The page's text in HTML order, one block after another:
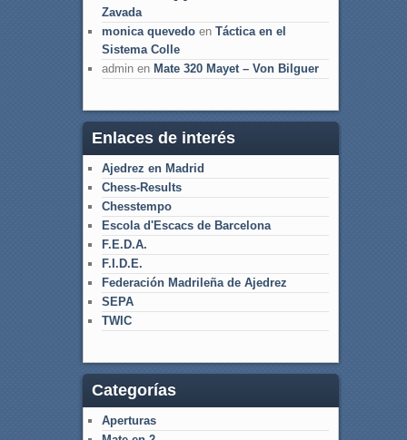
Zavada
monica quevedoen Táctica en el
Sistema Colle
adminen Mate 320 Mayet – Von Bilguer
Enlaces de interés
Ajedrez en Madrid
Chess-Results
Chesstempo
Escola d'Escacs de Barcelona
F.E.D.A.
F.I.D.E.
Federación Madrileña de Ajedrez
SEPA
TWIC
Categorías
Aperturas